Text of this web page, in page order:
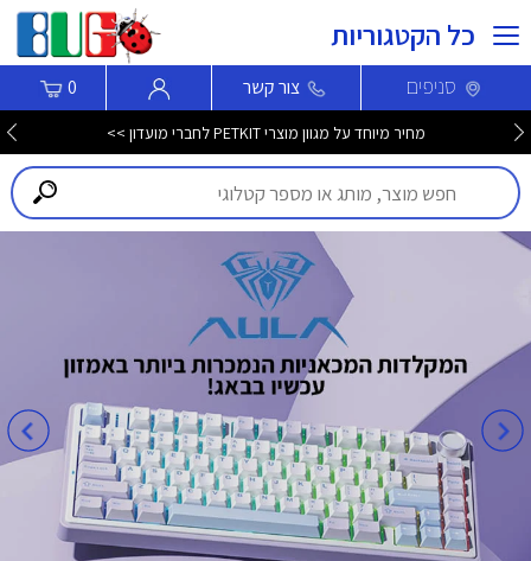
כל הקטגוריות
סניפים צור קשר 0
מחיר מיוחד על מגוון מוצרי PETKIT לחברי מועדון >>